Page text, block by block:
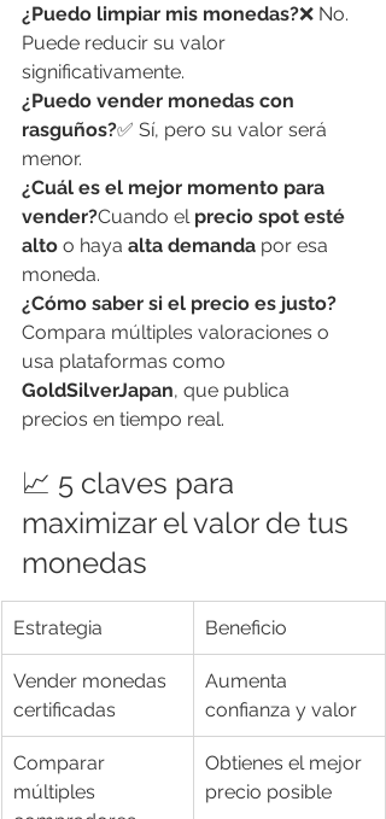
¿Puedo limpiar mis monedas?❌ No.
Puede reducir su valor
significativamente.
¿Puedo vender monedas con
rasguños?✅ Sí, pero su valor será
menor.
¿Cuál es el mejor momento para
vender?Cuando el precio spot esté
alto o haya alta demanda por esa
moneda.
¿Cómo saber si el precio es justo?
Compara múltiples valoraciones o
usa plataformas como
GoldSilverJapan, que publica
precios en tiempo real.
📈 5 claves para
maximizar el valor de tus
monedas
Estrategia Beneficio
Vender monedas
certificadas
Aumenta
confianza y valor
Comparar
múltiples
Obtienes el mejor
precio posible